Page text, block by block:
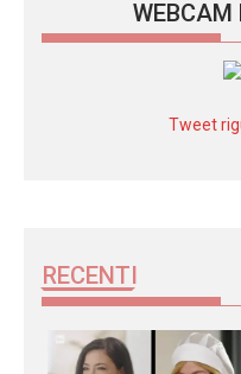
WEBCAM
Tweet
RECENTI